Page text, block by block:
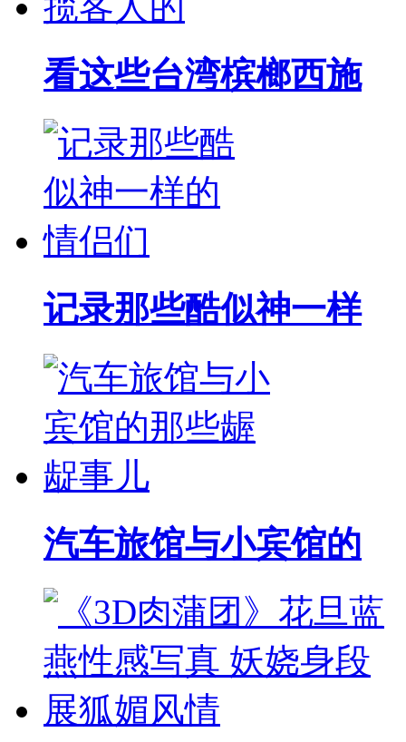
看这些台湾槟榔西施
记录那些酷似神一样
汽车旅馆与小宾馆的